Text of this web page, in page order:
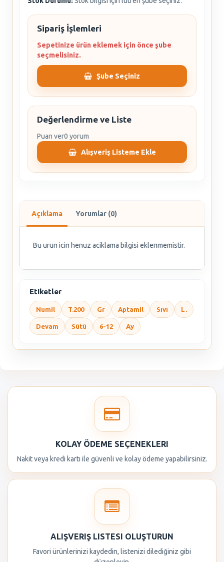
Sipariş İşlemleri
Sepetinize ürün eklemek için önce şube
seçmelisiniz.
Şube Seçiniz
Değerlendirme ve Liste
Puan ver0 yorum
Alışveriş Listeme Ekle
Açıklama Yorumlar (0)
Bu urun icin henuz aciklama bilgisi eklenmemistir.
Etiketler
Numil T.200 Gr Aptamil Sıvı L.
Devam Sütü 6-12 Ay
KOLAY ÖDEME SEÇENEKLERI
Nakit veya kredi kartı ile güvenli ve kolay ödeme yapabilirsiniz.
ALIŞVERIŞ LISTESI OLUŞTURUN
Favori ürünlerinizi kaydedin, listenizi dilediğiniz gibi